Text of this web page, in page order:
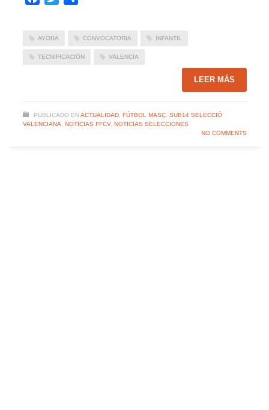
AYORA CONVOCATORIA INFANTIL
TECNIFICACIÓN VALENCIA
LEER MÁS
PUBLICADO EN ACTUALIDAD, FÚTBOL MASC. SUB14 SELECCIÓ
VALENCIANA, NOTICIAS FFCV, NOTICIAS SELECCIONES
NO COMMENTS